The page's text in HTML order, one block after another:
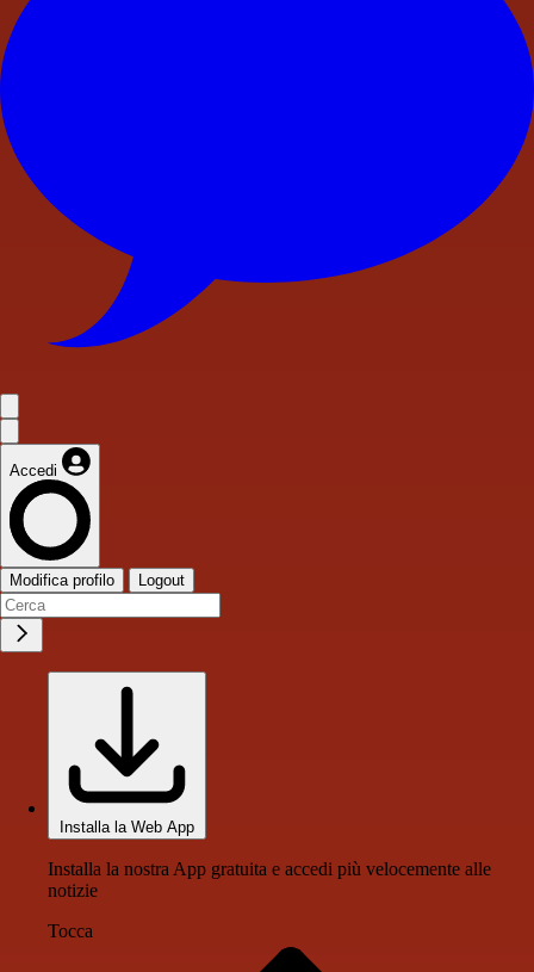
Accedi
Modifica profilo Logout
Installa la Web App
Installa la nostra App gratuita e accedi più velocemente alle
notizie
Tocca